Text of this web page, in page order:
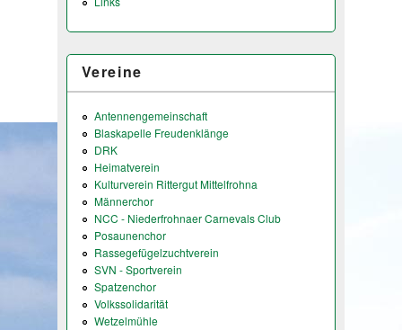
Vereine
Antennengemeinschaft
Blaskapelle Freudenklänge
DRK
Heimatverein
Kulturverein Rittergut Mittelfrohna
Männerchor
NCC - Niederfrohnaer Carnevals Club
Posaunenchor
Rassegefügelzuchtverein
SVN - Sportverein
Spatzenchor
Volkssolidarität
Wetzelmühle